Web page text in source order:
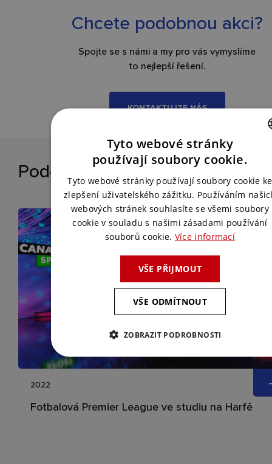
Chcete podobnou akci?
Spojte se s námi a my pro vás vymyslíme
to nejlepší řešení.
KONTAKTUJTE NÁS
Podobné reference
2022
Fotbalová Premier League ve studiu na Harfě
ENGLISH
Tyto webové stránky
používají soubory cookie.
Tyto webové stránky používají soubory cookie ke
zlepšení uživatelského zážitku. Používáním
webových stránek souhlasíte se všemi soubory
cookie v souladu s našimi zásadami používání
souborů cookie. Více informací
VŠE PŘIJMOUT
VŠE ODMÍTNOUT
ZOBRAZIT PODROBNOSTI